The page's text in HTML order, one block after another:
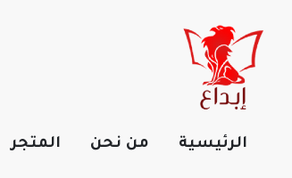
الرئيسية من نحن المتجر